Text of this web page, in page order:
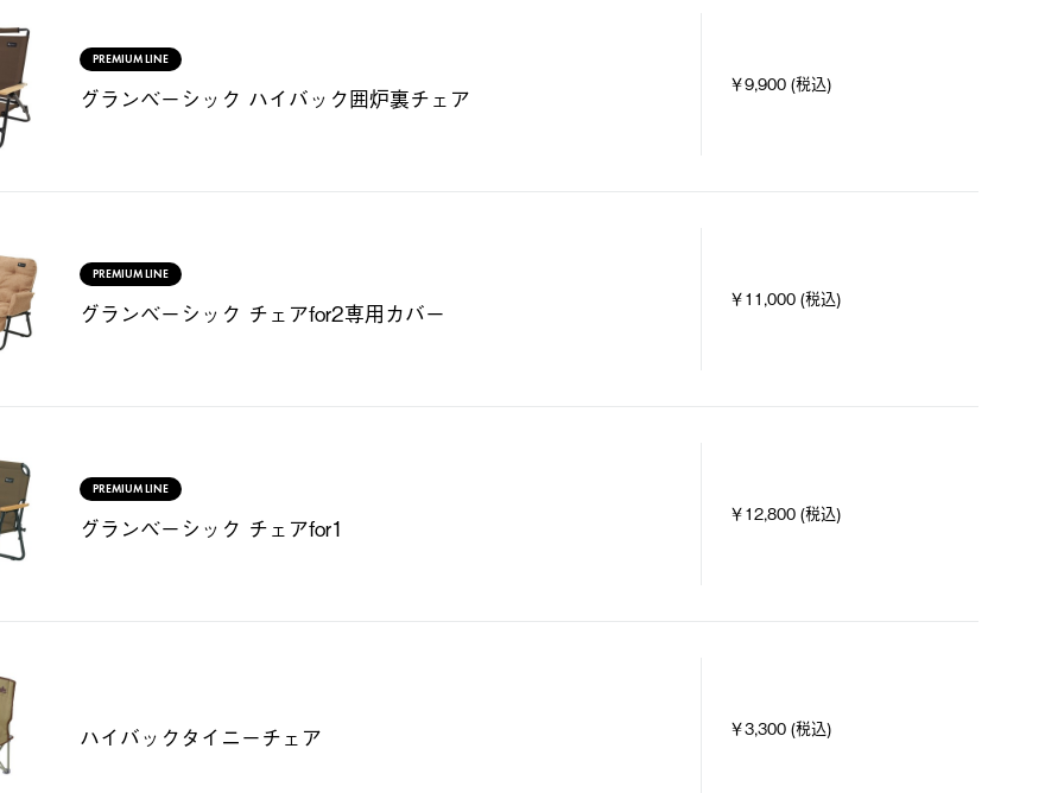
PREMIUM LINE
グランベーシック ハイバック囲炉裏チェア
￥9,900 (税込)
PREMIUM LINE
グランベーシック チェアfor2専用カバー
￥11,000 (税込)
PREMIUM LINE
グランベーシック チェアfor1
￥12,800 (税込)
ハイバックタイニーチェア ￥3,300 (税込)